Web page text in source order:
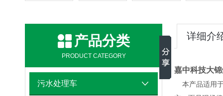
产品分类
PRODUCT CATEGORY
污水处理车
详细介
嘉中科技大
本产品适用